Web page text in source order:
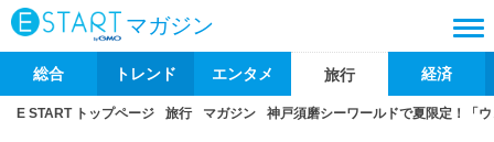
マガジン
総合 トレンド エンタメ 旅行 経済
E START トップページ 旅行 マガジン 神戸須磨シーワールドで夏限定！「